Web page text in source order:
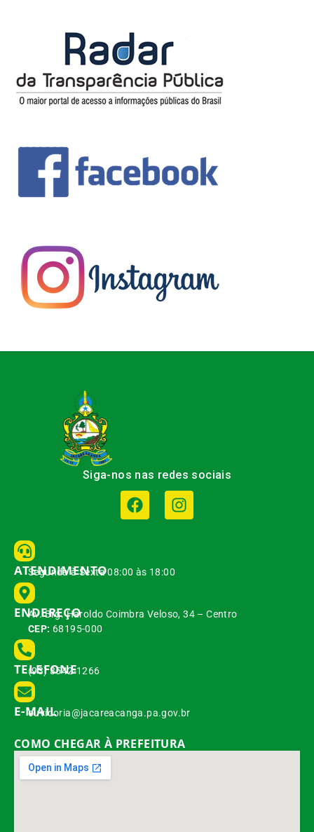
Siga-nos nas redes sociais
ATENDIMENTO
Segunda à Sexta 08:00 às 18:00
ENDEREÇO
Av. Brg. Haroldo Coimbra Veloso, 34 – Centro
CEP: 68195-000
TELEFONE
(93) 3542-1266
E-MAIL
ouvidoria@jacareacanga.pa.gov.br
COMO CHEGAR À PREFEITURA